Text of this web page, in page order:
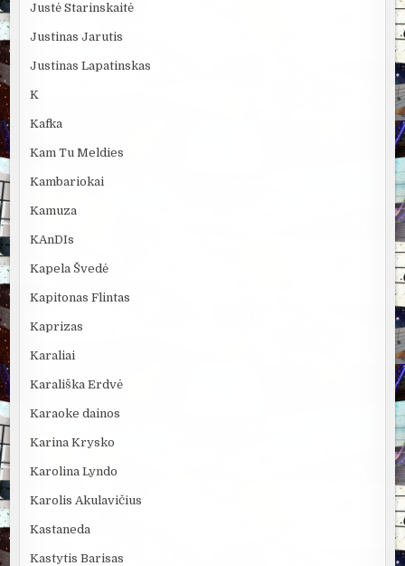
Justė Starinskaitė
Justinas Jarutis
Justinas Lapatinskas
K
Kafka
Kam Tu Meldies
Kambariokai
Kamuza
KAnDIs
Kapela Švedė
Kapitonas Flintas
Kaprizas
Karaliai
Karališka Erdvė
Karaoke dainos
Karina Krysko
Karolina Lyndo
Karolis Akulavičius
Kastaneda
Kastytis Barisas